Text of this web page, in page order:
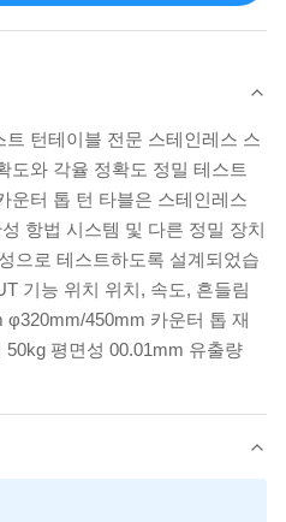
턴테이블 전문 스테인레스 스
도와 각율 정확도 정밀 테스트
운터 톱 턴 타블은 스테인레스
항법 시스템 및 다른 정밀 장치
으로 테스트하도록 설계되었습
기능 위치 위치, 속도, 흔들림
450mm 카운터 톱 재
평면성 00.01mm 유출량